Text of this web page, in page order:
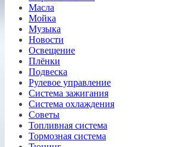
Масла
Мойка
Музыка
Новости
Освещение
Плёнки
Подвеска
Рулевое управление
Система зажигания
Система охлаждения
Советы
Топливная система
Тормозная система